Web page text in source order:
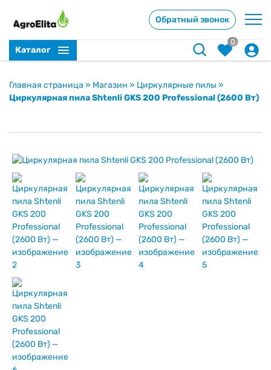
Обратный звонок
Каталог
0
Главная страница » Магазин » Циркулярные пилы »
Циркулярная пила Shtenli GKS 200 Professional (2600 Вт)